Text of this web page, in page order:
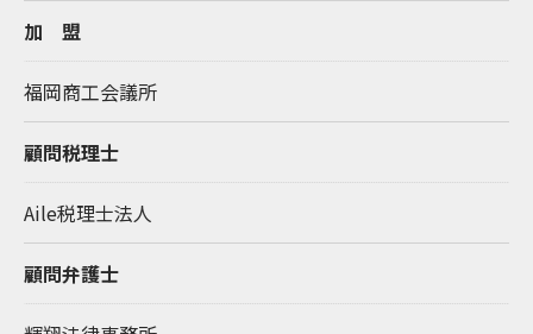
加 盟
福岡商工会議所
顧問税理士
Aile税理士法人
顧問弁護士